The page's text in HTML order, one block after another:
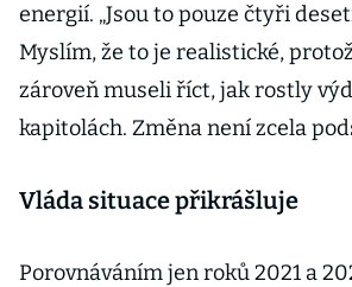
energií. „Jsou to pouze čtyři
Myslím, že to je realistické,
zároveň museli říct, jak rostly
kapitolách. Změna není zcela
Vláda situace přikrášluje
Porovnáváním jen roků 2021 a